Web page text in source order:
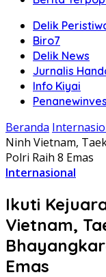
Delik
Biro7
Delik News
Jurnalis
Info Kiyai
Beranda
Ninh Vietnam,
Polri Raih 8 Emas
Internasional
Ikuti
Vietnam,
Emas